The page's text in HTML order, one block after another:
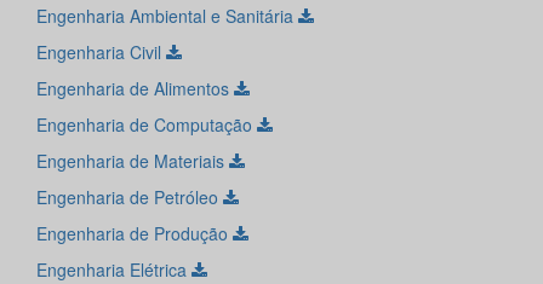
Engenharia Ambiental e Sanitária
Engenharia Civil
Engenharia de Alimentos
Engenharia de Computação
Engenharia de Materiais
Engenharia de Petróleo
Engenharia de Produção
Engenharia Elétrica